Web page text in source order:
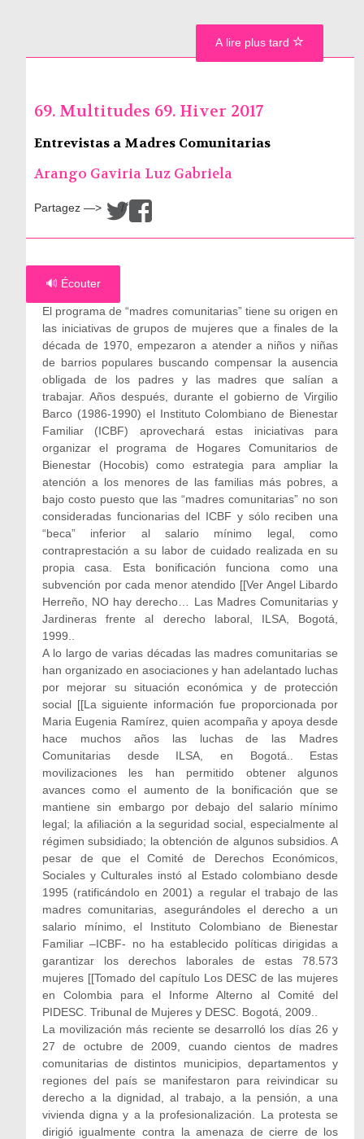
69. Multitudes 69. Hiver 2017
Entrevistas a Madres Comunitarias
Arango Gaviria Luz Gabriela
Partagez —> /
🔊 Écouter
El programa de “madres comunitarias” tiene su origen en
las iniciativas de grupos de mujeres que a finales de la
década de 1970, empezaron a atender a niños y niñas
de barrios populares buscando compensar la ausencia
obligada de los padres y las madres que salían a
trabajar. Años después, durante el gobierno de Virgilio
Barco (1986-1990) el Instituto Colombiano de Bienestar
Familiar (ICBF) aprovechará estas iniciativas para
organizar el programa de Hogares Comunitarios de
Bienestar (Hocobis) como estrategia para ampliar la
atención a los menores de las familias más pobres, a
bajo costo puesto que las “madres comunitarias” no son
consideradas funcionarias del ICBF y sólo reciben una
“beca” inferior al salario mínimo legal, como
contraprestación a su labor de cuidado realizada en su
propia casa. Esta bonificación funciona como una
subvención por cada menor atendido [[Ver Angel Libardo
Herreño, NO hay derecho… Las Madres Comunitarias y
Jardineras frente al derecho laboral, ILSA, Bogotá,
1999..
A lo largo de varias décadas las madres comunitarias se
han organizado en asociaciones y han adelantado luchas
por mejorar su situación económica y de protección
social [[La siguiente información fue proporcionada por
Maria Eugenia Ramírez, quien acompaña y apoya desde
hace muchos años las luchas de las Madres
Comunitarias desde ILSA, en Bogotá.. Estas
movilizaciones les han permitido obtener algunos
avances como el aumento de la bonificación que se
mantiene sin embargo por debajo del salario mínimo
legal; la afiliación a la seguridad social, especialmente al
régimen subsidiado; la obtención de algunos subsidios. A
pesar de que el Comité de Derechos Económicos,
Sociales y Culturales instó al Estado colombiano desde
1995 (ratificándolo en 2001) a regular el trabajo de las
madres comunitarias, asegurándoles el derecho a un
salario mínimo, el Instituto Colombiano de Bienestar
Familiar –ICBF- no ha establecido políticas dirigidas a
garantizar los derechos laborales de estas 78.573
mujeres [[Tomado del capítulo Los DESC de las mujeres
en Colombia para el Informe Alterno al Comité del
PIDESC. Tribunal de Mujeres y DESC. Bogotá, 2009..
La movilización más reciente se desarrolló los días 26 y
27 de octubre de 2009, cuando cientos de madres
comunitarias de distintos municipios, departamentos y
regiones del país se manifestaron para reivindicar su
derecho a la dignidad, al trabajo, a la pensión, a una
vivienda digna y a la profesionalización. La protesta se
dirigió igualmente contra la amenaza de cierre de los
A lire plus tard